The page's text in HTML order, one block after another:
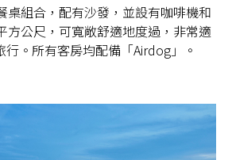
桌組合，配有沙發，並設有咖啡機和
方公尺，可寬敞舒適地度過，非常適
。所有客房均配備「Airdog」。